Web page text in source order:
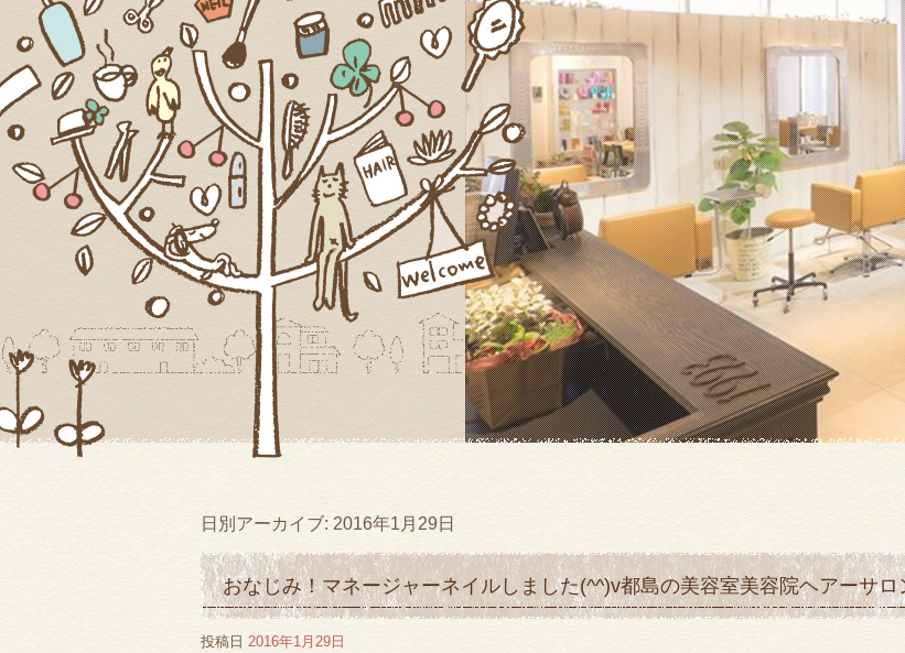
日別アーカイブ: 2016年1月29日
おなじみ！マネージャーネイルしました(^^)v都島の美容室美容院ヘアーサロ
投稿日 2016年1月29日